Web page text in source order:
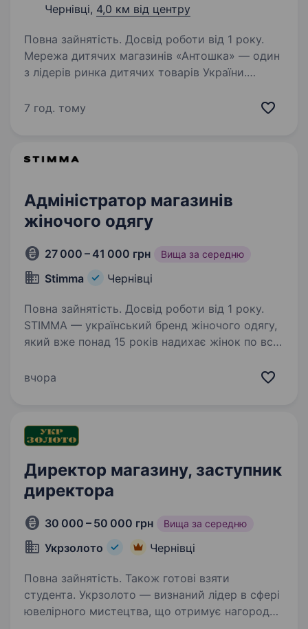
Чернівці, 4,0 км від центру
Повна зайнятість. Досвід роботи від 1 року.
Мережа дитячих магазинів «Антошка» — один
з лідерів ринка дитячих товарів України.
кращі товари, послуги та емоції. «Антошка» —
7 год. тому
Адміністратор магазинів
жіночого одягу
27 000 – 41 000 грн Вища за середню
Stimma Чернівці
Повна зайнятість. Досвід роботи від 1 року.
STIMMA — український бренд жіночого одягу,
який вже понад 15 років надихає жінок по всій
впевненість, підкреслює індивідуальність
вчора
Директор магазину, заступник
директора
30 000 – 50 000 грн Вища за середню
Укрзолото Чернівці
Повна зайнятість. Також готові взяти
студента. Укрзолото — визнаний лідер в сфері
ювелірного мистецтва, що отримує нагороди